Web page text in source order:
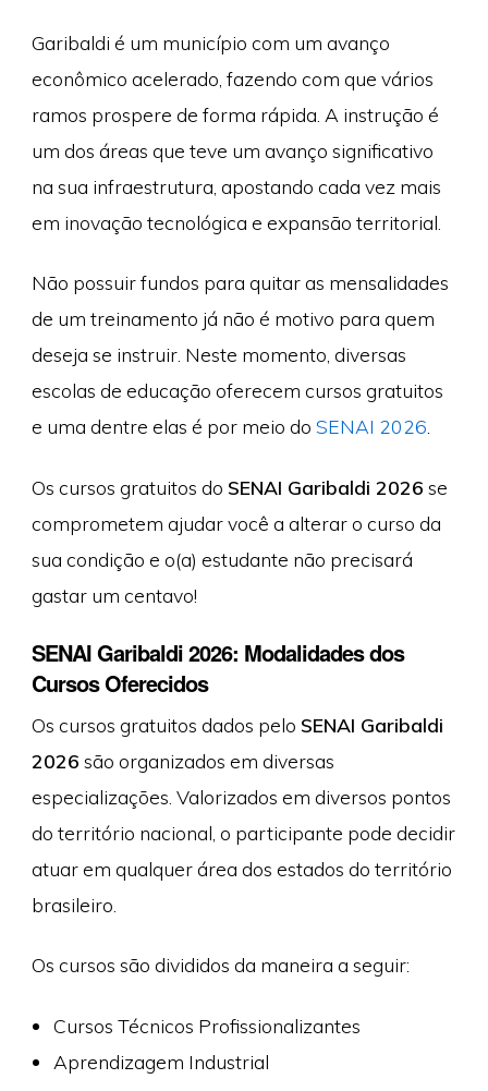
Garibaldi é um município com um avanço
econômico acelerado, fazendo com que vários
ramos prospere de forma rápida. A instrução é
um dos áreas que teve um avanço significativo
na sua infraestrutura, apostando cada vez mais
em inovação tecnológica e expansão territorial.
Não possuir fundos para quitar as mensalidades
de um treinamento já não é motivo para quem
deseja se instruir. Neste momento, diversas
escolas de educação oferecem cursos gratuitos
e uma dentre elas é por meio do SENAI 2026
Os cursos gratuitos do SENAI Garibaldi 2026 se
comprometem ajudar você a alterar o curso da
sua condição e o(a) estudante não precisará
gastar um centavo!
SENAI Garibaldi 2026: Modalidades dos
Cursos Oferecidos
Os cursos gratuitos dados pelo SENAI Garibaldi
2026 são organizados em diversas
especializações. Valorizados em diversos pontos
do território nacional, o participante pode decidir
atuar em qualquer área dos estados do território
brasileiro.
Os cursos são divididos da maneira a seguir:
Cursos Técnicos Profissionalizantes
Aprendizagem Industrial